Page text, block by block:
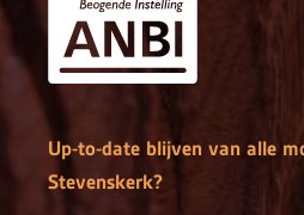
Up-to-date blijven van alle
Stevenskerk?